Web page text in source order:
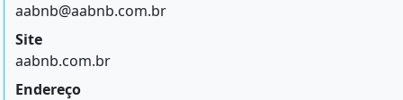
aabnb@aabnb.com.br
Site
aabnb.com.br
Endereço